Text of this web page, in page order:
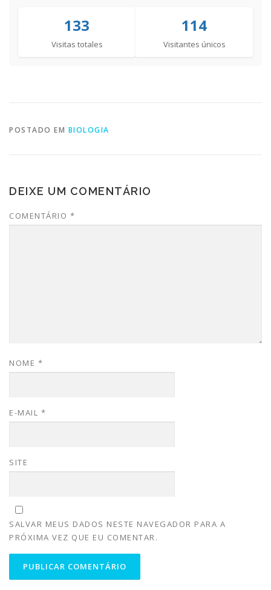
133
Visitas totales
114
Visitantes únicos
POSTADO EM BIOLOGIA
DEIXE UM COMENTÁRIO
COMENTÁRIO *
NOME *
E-MAIL *
SITE
SALVAR MEUS DADOS NESTE NAVEGADOR PARA A
PRÓXIMA VEZ QUE EU COMENTAR.